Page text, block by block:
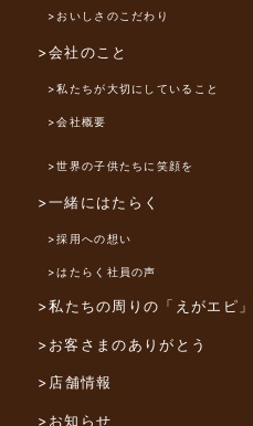
>おいしさのこだわり
>会社のこと
>私たちが大切にしていること
>会社概要
>世界の子供たちに笑顔を
>一緒にはたらく
>採用への想い
>はたらく社員の声
>私たちの周りの「えがエピ
>お客さまのありがとう
>店舗情報
>お知らせ